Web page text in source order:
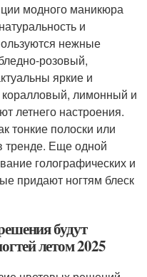
модного маникюра
и
нежные
розовый,
яркие и
лимонный и
летнего настроения.
тонкие полоски или
тренде. Еще одной
голографических и
придают ногтям блеск
будут
летом 2025